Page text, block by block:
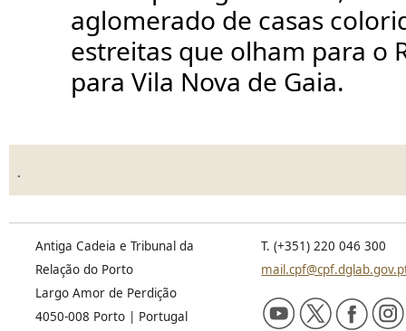
aglomerado de casas
estreitas que olham para o
para Vila Nova de Gaia.
.
Antiga Cadeia e Tribunal da
Relação do Porto
Largo Amor de Perdição
4050-008 Porto | Portugal
T. (+351) 220 046 300